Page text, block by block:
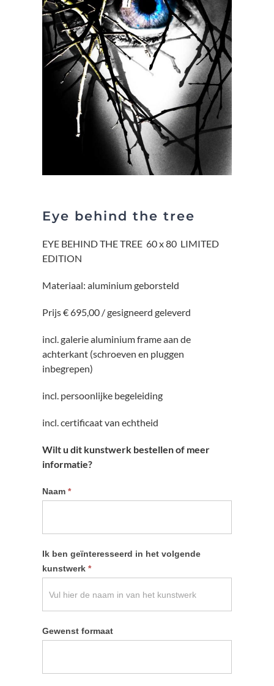
Eye behind the tree
EYE BEHIND THE TREE 60 x 80 LIMITED
EDITION
Materiaal: aluminium geborsteld
Prijs € 695,00 / gesigneerd geleverd
incl. galerie aluminium frame aan de
achterkant (schroeven en pluggen
inbegrepen)
incl. persoonlijke begeleiding
incl. certificaat van echtheid
Wilt u dit kunstwerk bestellen of meer
informatie?
Informatie
Naam *
Ik ben geïnteresseerd in het volgende
kunstwerk *
Gewenst formaat